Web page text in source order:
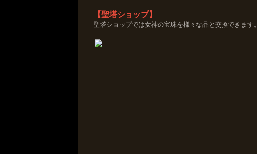
【聖塔ショップ】
聖塔ショップでは女神の宝珠を様々な品と交換できます。